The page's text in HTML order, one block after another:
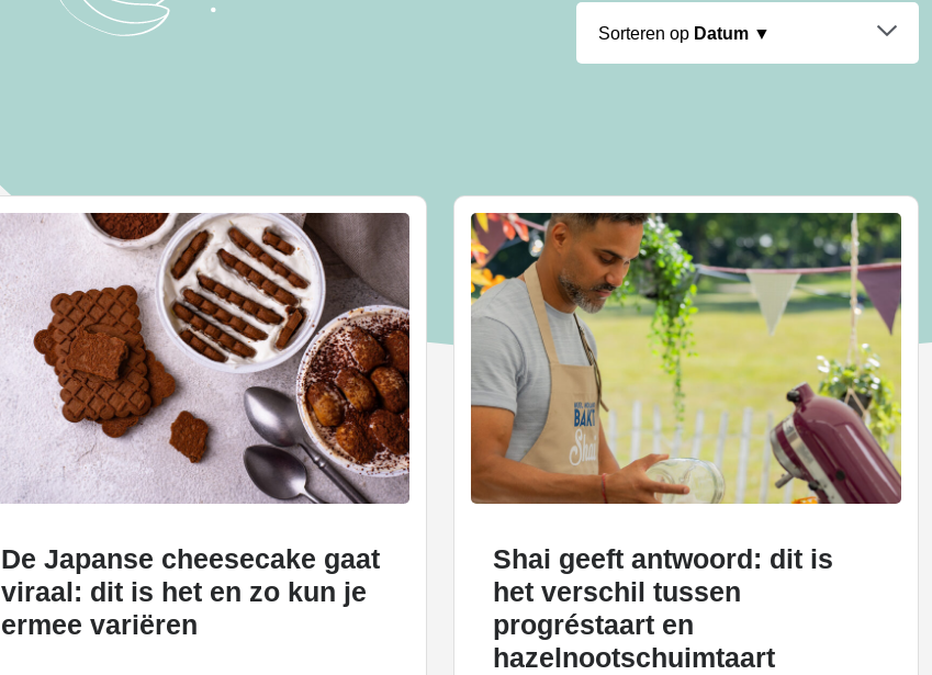
Sorteren op Datum ▼
De Japanse cheesecake gaat
viraal: dit is het en zo kun je
ermee variëren
Shai geeft antwoord: dit is
het verschil tussen
progréstaart en
hazelnootschuimtaart